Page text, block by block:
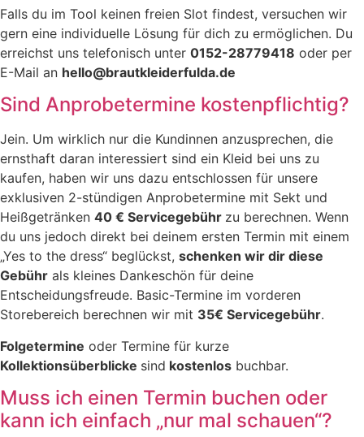
Falls du im Tool keinen freien Slot findest, versuchen wir
gern eine individuelle Lösung für dich zu ermöglichen. Du
erreichst uns telefonisch unter 0152-28779418 oder per
E-Mail an hello@brautkleiderfulda.de
Sind Anprobetermine kostenpflichtig?
Jein. Um wirklich nur die Kundinnen anzusprechen, die
ernsthaft daran interessiert sind ein Kleid bei uns zu
kaufen, haben wir uns dazu entschlossen für unsere
exklusiven 2-stündigen Anprobetermine mit Sekt und
Heißgetränken 40 € Servicegebühr zu berechnen. Wenn
du uns jedoch direkt bei deinem ersten Termin mit einem
„Yes to the dress“ beglückst, schenken wir dir diese
Gebühr als kleines Dankeschön für deine
Entscheidungsfreude. Basic-Termine im vorderen
Storebereich berechnen wir mit 35€ Servicegebühr.
Folgetermine oder Termine für kurze
Kollektionsüberblicke sind kostenlos buchbar.
Muss ich einen Termin buchen oder
kann ich einfach „nur mal schauen“?